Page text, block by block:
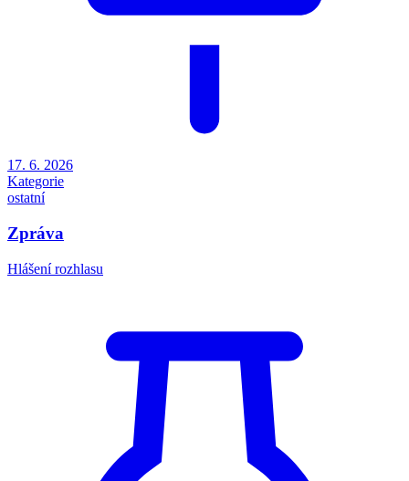
17. 6. 2026
Kategorie
ostatní
Zpráva
Hlášení rozhlasu